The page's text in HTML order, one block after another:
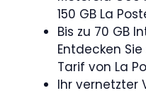
150 GB La
Bis zu 70 GB
Entdecken
Tarif von La
Ihr vernetzter